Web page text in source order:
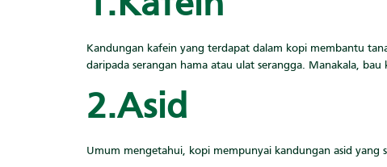
Kandungan kafein yang terdapat dalam kopi membantu
daripada serangan hama atau ulat serangga. Manakala,
2.Asid
Umum mengetahui, kopi mempunyai kandungan asid